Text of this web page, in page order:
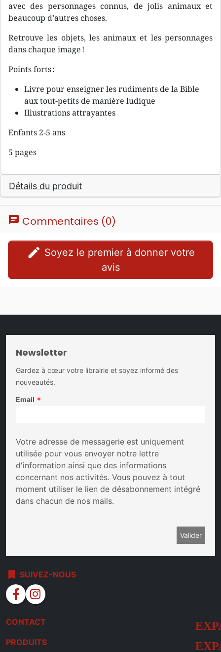
avec des personnages connus, de jolis animaux et
beaucoup d’autres choses.
Retrouve les objets, les animaux et les personnages
dans chaque image !
Points forts :
Livre pour enseigner les rudiments de la Bible
aux tout-petits de manière ludique
Illustrations attrayantes
Enfants 2-5 ans
5 pages
Détails du produit
chat Commentaires (0)
edit
avis
Newsletter
Gardez à cœur votre librairie et soyez informé des
nouveautés.
Email *
Votre adresse de messagerie est uniquement
utilisée pour vous envoyer notre lettre
d'information ainsi que des informations
concernant nos activités. Vous pouvez à tout
moment utiliser le lien de désabonnement intégré
dans chacun de nos mails.
bookmark SUIVEZ-NOUS
facebook instagram
CONTACT
PRODUITS